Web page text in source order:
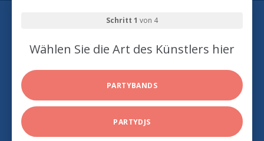
Schritt 1 von 4
Wählen Sie die Art des Künstlers hier
PARTYBANDS
PARTYDJS